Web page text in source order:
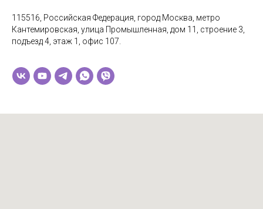
115516, Российская Федерация, город Москва, метро
Кантемировская, улица Промышленная, дом 11, строение 3,
подъезд 4, этаж 1, офис 107.